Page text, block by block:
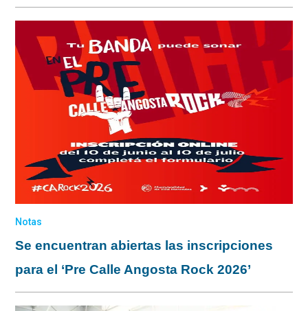
Notas
Se encuentran abiertas las inscripciones
para el ‘Pre Calle Angosta Rock 2026’